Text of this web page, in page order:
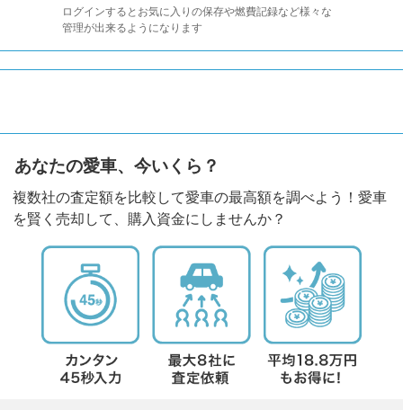
ログインするとお気に入りの保存や燃費記録など様々な
管理が出来るようになります
あなたの愛車、今いくら？
複数社の査定額を比較して愛車の最高額を調べよう！愛車
を賢く売却して、購入資金にしませんか？